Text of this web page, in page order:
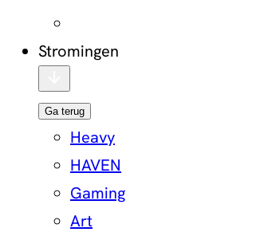
Stromingen
Ga terug
Heavy
HAVEN
Gaming
Art